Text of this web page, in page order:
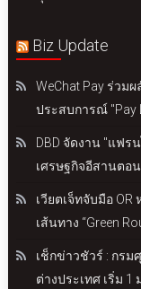
Biz Update
WeChat Pay ร่วม
ประสบการณ์ "Pay
DBD จัดงาน "แฟร
เศรษฐกิจอีสานตอ
เวียตเจ็ทจับมือ
เส้นทาง “Green
เช็กข่าวชัวร์ : กรม
ต่างประเทศ เริ่ม 1